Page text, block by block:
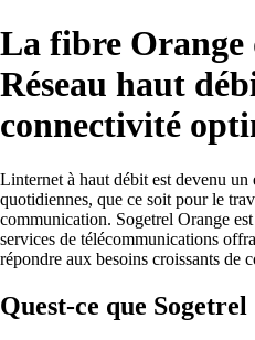
La fibre Orange
Réseau haut
connectivité
Linternet à haut débit est devenu un
quotidiennes, que ce soit pour le
communication. Sogetrel Orange
services de télécommunications
répondre aux besoins croissants de
Quest-ce que